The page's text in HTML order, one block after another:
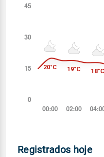
Registrados hoje